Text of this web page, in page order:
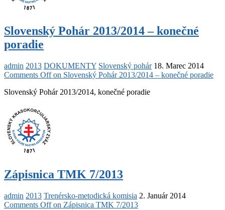
Slovenský Pohár 2013/2014 – konečné
poradie
admin 2013 DOKUMENTY Slovenský pohár 18. Marec 2014
Comments Offon Slovenský Pohár 2013/2014 – konečné poradie
Slovenský Pohár 2013/2014, konečné poradie
Zápisnica TMK 7/2013
admin 2013 Trenérsko-metodická komisia 2. Január 2014
Comments Offon Zápisnica TMK 7/2013